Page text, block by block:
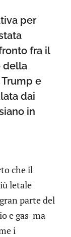
per
fra il
della
e
dai
in
che il
letale
parte del
e gas ma
i